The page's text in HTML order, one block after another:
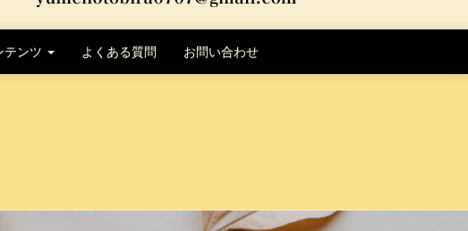
テンツ よくある質問 お問い合わせ